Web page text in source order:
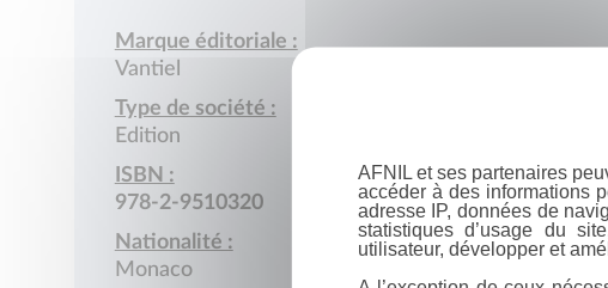
Marque éditoriale :
Vantiel
Type de société :
Edition
ISBN :
978-2-9510320
Nationalité :
Monaco
AFNIL et ses partenaires
accéder à des informations
adresse IP, données de
statistiques d’usage du
utilisateur, développer et